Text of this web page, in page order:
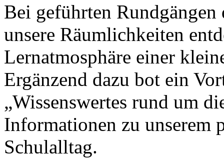
Bei geführten Rundgängen
unsere Räumlichkeiten
Lernatmosphäre einer
Ergänzend dazu bot ein
„Wissenswertes rund um
Informationen zu unserem
Schulalltag.